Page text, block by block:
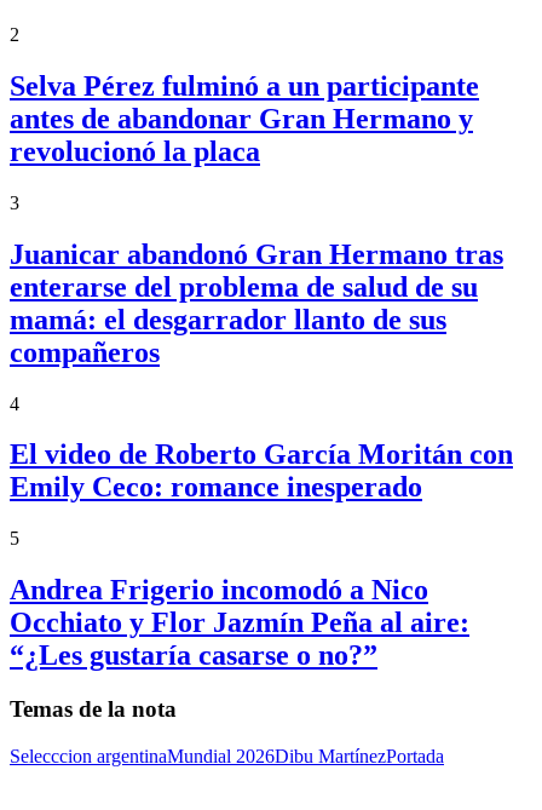
2
Selva Pérez fulminó a un participante
antes de abandonar Gran Hermano y
revolucionó la placa
3
Juanicar abandonó Gran Hermano tras
enterarse del problema de salud de su
mamá: el desgarrador llanto de sus
compañeros
4
El video de Roberto García Moritán con
Emily Ceco: romance inesperado
5
Andrea Frigerio incomodó a Nico
Occhiato y Flor Jazmín Peña al aire:
“¿Les gustaría casarse o no?”
Temas de la nota
Selecccion argentinaMundial 2026Dibu MartínezPortada